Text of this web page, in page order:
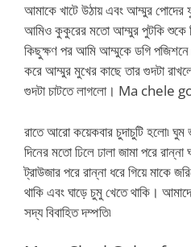
আমাকে খাটে উঠায় এবং আম্মুর পোদের
আমিও কুকুরের মতো আম্মুর পুটকি শুকে
কিছুক্ষণ পর আমি আম্মুকে ডগি
করে আম্মুর মুখের কাছে তার গুদটা
গুদটা চাটতে লাগলো। Ma chele
রাতে আরো কয়েকবার চুদাচুটি হলো৷
দিনের মতো ঢিলে ঢালা জামা পরে
ট্রাউজার পরে রান্না ধরে গিয়ে মাকে
থাকি এবং ঘাড়ে চুমু খেতে থাকি।
সদ্য বিবাহিত দম্পতি৷